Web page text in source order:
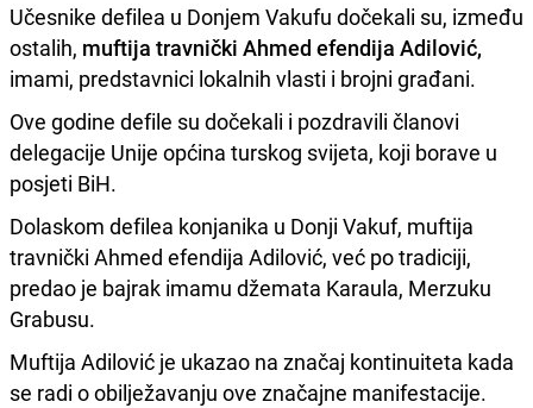
Učesnike defilea u Donjem Vakufu dočekali su, između
ostalih, muftija travnički Ahmed efendija Adilović,
imami, predstavnici lokalnih vlasti i brojni građani.
Ove godine defile su dočekali i pozdravili članovi
delegacije Unije općina turskog svijeta, koji borave u
posjeti BiH.
Dolaskom defilea konjanika u Donji Vakuf, muftija
travnički Ahmed efendija Adilović, već po tradiciji,
predao je bajrak imamu džemata Karaula, Merzuku
Grabusu.
Muftija Adilović je ukazao na značaj kontinuiteta kada
se radi o obilježavanju ove značajne manifestacije.